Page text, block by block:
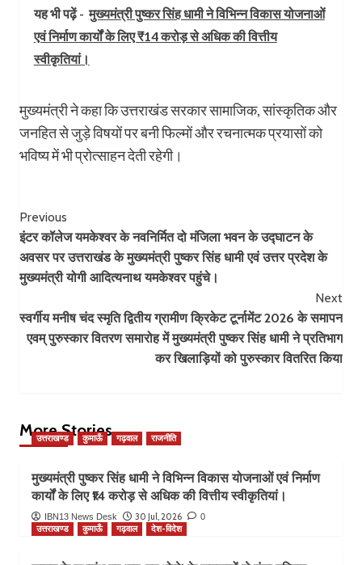
यह भी पढ़ें - मुख्यमंत्री पुष्कर सिंह धामी ने विभिन्न विकास योजनाओं
एवं निर्माण कार्यों के लिए ₹14 करोड़ से अधिक की वित्तीय
स्वीकृतियां।
मुख्यमंत्री ने कहा कि उत्तराखंड सरकार सामाजिक, सांस्कृतिक और
जनहित से जुड़े विषयों पर बनी फिल्मों और रचनात्मक प्रयासों को
भविष्य में भी प्रोत्साहन देती रहेगी।
Post
Navigation
Previous
इंटर कॉलेज यमकेश्वर के नवनिर्मित दो मंजिला भवन के उद्घाटन के
अवसर पर उत्तराखंड के मुख्यमंत्री पुष्कर सिंह धामी एवं उत्तर प्रदेश के
मुख्यमंत्री योगी आदित्यनाथ यमकेश्वर पहुंचे।
Next
स्वर्गीय मनीष चंद स्मृति द्वितीय ग्रामीण क्रिकेट टूर्नामेंट 2026 के समापन
एवम् पुरुस्कार वितरण समारोह में मुख्यमंत्री पुष्कर सिंह धामी ने प्रतिभाग
कर खिलाड़ियों को पुरुस्कार वितरित किया
More Stories
उत्तराखण्ड कुमाऊँ गढ़वाल राजनीति
मुख्यमंत्री पुष्कर सिंह धामी ने विभिन्न विकास योजनाओं एवं निर्माण
कार्यों के लिए ₹14 करोड़ से अधिक की वित्तीय स्वीकृतियां।
IBN13 News Desk 30 Jul, 2026 0
उत्तराखण्ड कुमाऊँ गढ़वाल देश-विदेश